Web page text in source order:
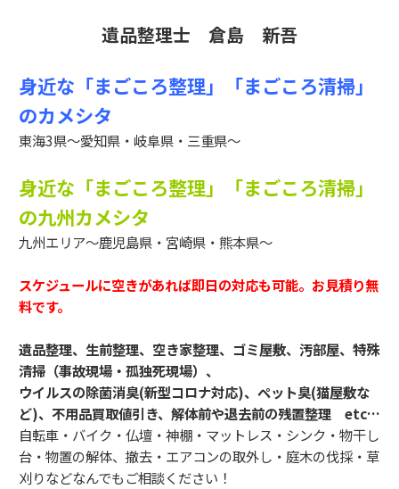
遺品整理士 倉島 新吾
身近な「まごころ整理」「まごころ清掃」
のカメシタ
東海3県～愛知県・岐阜県・三重県～
身近な「まごころ整理」「まごころ清掃」
の九州カメシタ
九州エリア～鹿児島県・宮崎県・熊本県～
スケジュールに空きがあれば即日の対応も可能。お見積り無
料です。
遺品整理、生前整理、空き家整理、ゴミ屋敷、汚部屋、特殊
清掃（事故現場・孤独死現場）、
ウイルスの除菌消臭(新型コロナ対応)、ペット臭(猫屋敷な
ど)、不用品買取値引き、解体前や退去前の残置整理 etc…
自転車・バイク・仏壇・神棚・マットレス・シンク・物干し
台・物置の解体、撤去・エアコンの取外し・庭木の伐採・草
刈りなどなんでもご相談ください！